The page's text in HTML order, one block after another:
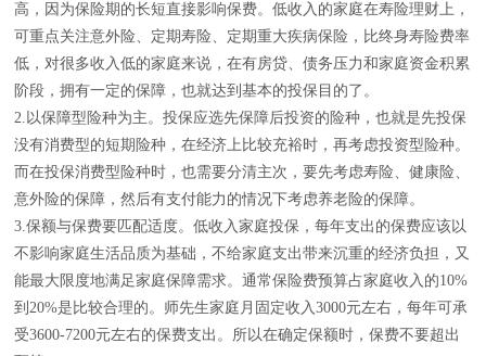
高，因为保险期的长短直接影响保费。低收入的家庭在寿险理财上，
可重点关注意外险、定期寿险、定期重大疾病保险，比终身寿险费率
低，对很多收入低的家庭来说，在有房贷、债务压力和家庭资金积累
阶段，拥有一定的保障，也就达到基本的投保目的了。
2.以保障型险种为主。投保应选先保障后投资的险种，也就是先投保
没有消费型的短期险种，在经济上比较充裕时，再考虑投资型险种。
而在投保消费型险种时，也需要分清主次，要先考虑寿险、健康险、
意外险的保障，然后有支付能力的情况下考虑养老险的保障。
3.保额与保费要匹配适度。低收入家庭投保，每年支出的保费应该以
不影响家庭生活品质为基础，不给家庭支出带来沉重的经济负担，又
能最大限度地满足家庭保障需求。通常保险费预算占家庭收入的10%
到20%是比较合理的。师先生家庭月固定收入3000元左右，每年可承
受3600-7200元左右的保费支出。所以在确定保额时，保费不要超出